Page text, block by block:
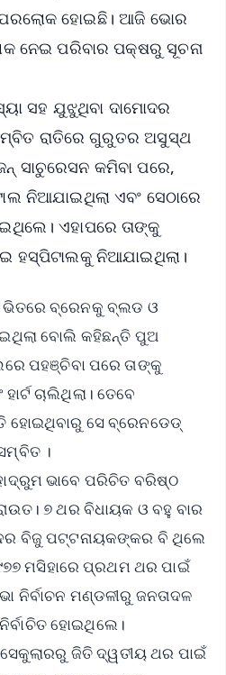
ପରଲୋକ ହୋଇଛି। ଆଜି ଭୋର
ନେଇ ପରିବାର ପକ୍ଷରୁ ସୂଚନା
ସହ ଯୁଝୁଥିବା ଦାମୋଦର
ରାତିରେ ଗୁରୁତର ଅସୁସ୍ଥ
ସାଚୁରେସନ କମିବା ପରେ,
ନିଆଯାଇଥିଲା ଏବଂ ସେଠାରେ
ଏହାପରେ ତାଙ୍କୁ
ହସ୍ପିଟାଲକୁ ନିଆଯାଇଥିଲା।
ଭିତରେ ବ୍ରେନକୁ ବ୍ଲଡ ଓ
ବୋଲି କହିଛନ୍ତି ପୁଅ
ପହଞ୍ଚିବା ପରେ ତାଙ୍କୁ
ଚାଲିଥିଲା। ତେବେ
ସେ ବ୍ରେନଡେଡ୍
।
ଭାବେ ପରିଚିତ ବରିଷ୍ଠ
୭ ଥର ବିଧାୟକ ଓ ବହୁ ବାର
ବିଜୁ ପଟ୍ଟନାୟକଙ୍କର ବି ଥିଲେ
ମସିହାରେ ପ୍ରଥମ ଥର ପାଇଁ
ନିର୍ବାଚନ ମଣ୍ଡଳୀରୁ ଜନତାଦଳ
ହୋଇଥିଲେ।
ଜିତି ଦ୍ୱତୀୟ ଥର ପାଇଁ